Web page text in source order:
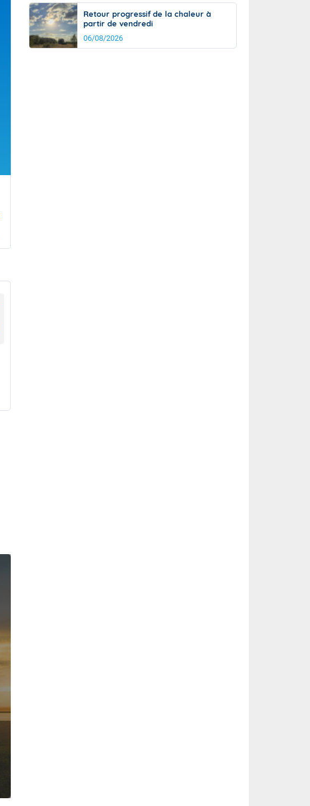
Retour progressif de la chaleur à
partir de vendredi
06/08/2026